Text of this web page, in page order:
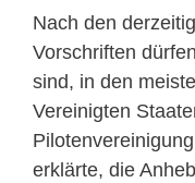
Nach den
Vorschriften
sind, in den
Vereinigten
erklärte, die